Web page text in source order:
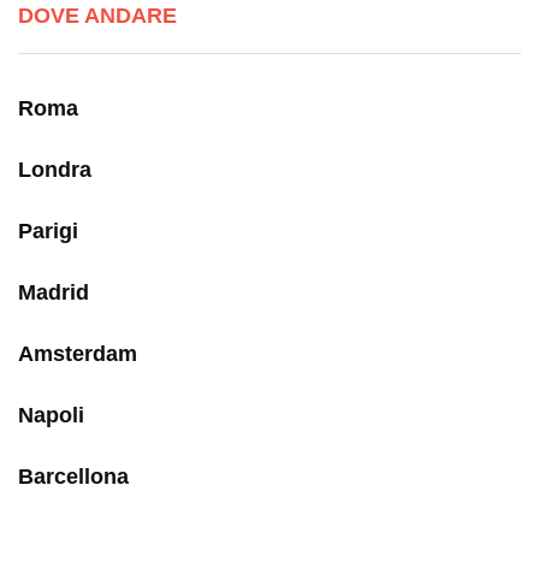
DOVE ANDARE
Roma
Londra
Parigi
Madrid
Amsterdam
Napoli
Barcellona